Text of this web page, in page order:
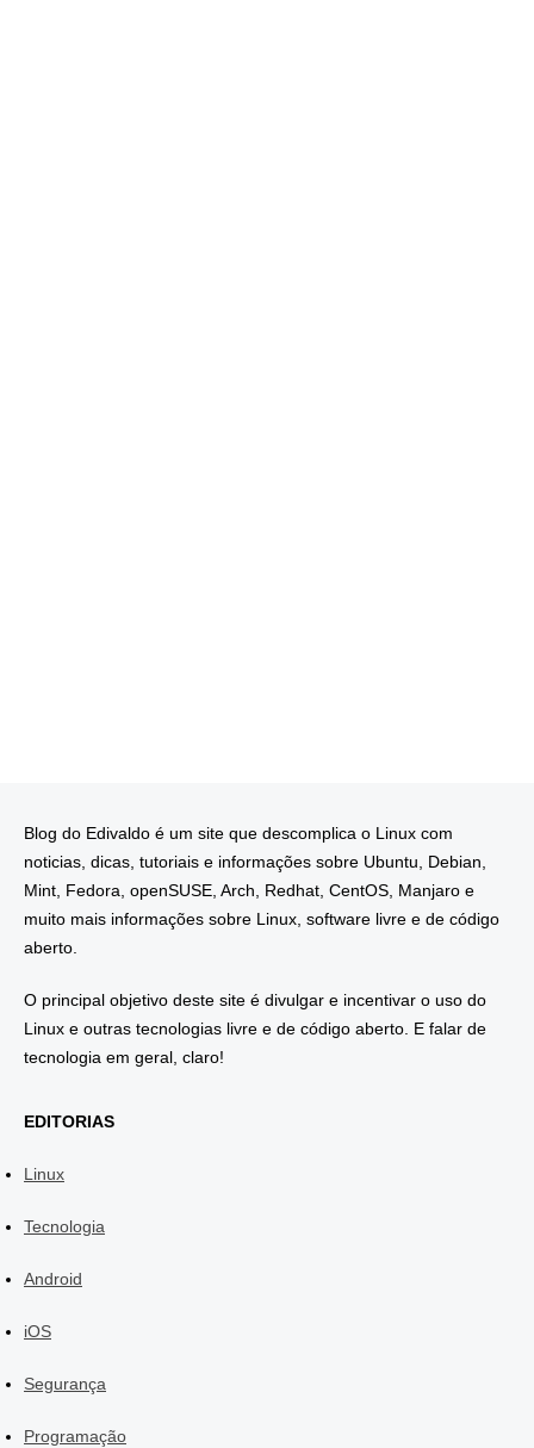
Blog do Edivaldo é um site que descomplica o Linux com
noticias, dicas, tutoriais e informações sobre Ubuntu, Debian,
Mint, Fedora, openSUSE, Arch, Redhat, CentOS, Manjaro e
muito mais informações sobre Linux, software livre e de código
aberto.
O principal objetivo deste site é divulgar e incentivar o uso do
Linux e outras tecnologias livre e de código aberto. E falar de
tecnologia em geral, claro!
EDITORIAS
Linux
Tecnologia
Android
iOS
Segurança
Programação